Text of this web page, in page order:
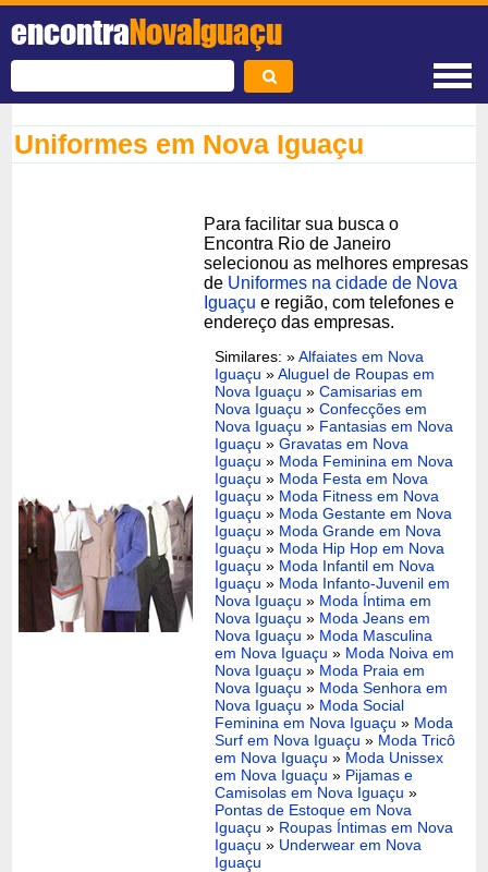
encontraNovaIguaçu
Uniformes em Nova Iguaçu
Para facilitar sua busca o
Encontra Rio de Janeiro
selecionou as melhores empresas
de Uniformes na cidade de Nova
Iguaçu e região, com telefones e
endereço das empresas.
Similares: »Alfaiates em Nova
Iguaçu »Aluguel de Roupas em
Nova Iguaçu »Camisarias em
Nova Iguaçu »Confecções em
Nova Iguaçu » Fantasias em Nova
Iguaçu »Gravatas em Nova
Iguaçu » Moda Feminina em Nova
Iguaçu » Moda Festa em Nova
Iguaçu » Moda Fitness em Nova
Iguaçu » Moda Gestante em Nova
Iguaçu » Moda Grande em Nova
Iguaçu » Moda Hip Hop em Nova
Iguaçu » Moda Infantil em Nova
Iguaçu » Moda Infanto-Juvenil em
Nova Iguaçu » Moda Íntima em
Nova Iguaçu » Moda Jeans em
Nova Iguaçu » Moda Masculina
em Nova Iguaçu » Moda Noiva em
Nova Iguaçu » Moda Praia em
Nova Iguaçu » Moda Senhora em
Nova Iguaçu » Moda Social
Feminina em Nova Iguaçu » Moda
Surf em Nova Iguaçu » Moda Tricô
em Nova Iguaçu » Moda Unissex
em Nova Iguaçu » Pijamas e
Camisolas em Nova Iguaçu »
Pontas de Estoque em Nova
Iguaçu » Roupas Íntimas em Nova
Iguaçu » Underwear em Nova
Iguaçu